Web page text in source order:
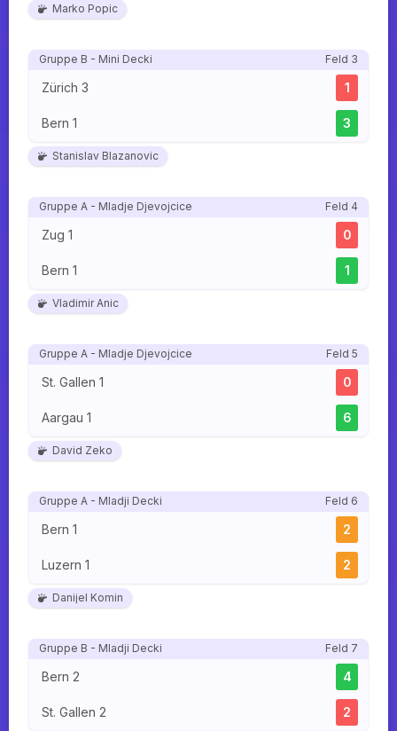
Marko Popic
Gruppe B - Mini Decki Feld 3
Zürich 3 1
Bern 1 3
Stanislav Blazanovic
Gruppe A - Mladje Djevojcice Feld 4
Zug 1 0
Bern 1 1
Vladimir Anic
Gruppe A - Mladje Djevojcice Feld 5
St. Gallen 1 0
Aargau 1 6
David Zeko
Gruppe A - Mladji Decki Feld 6
Bern 1 2
Luzern 1 2
Danijel Komin
Gruppe B - Mladji Decki Feld 7
Bern 2 4
St. Gallen 2 2